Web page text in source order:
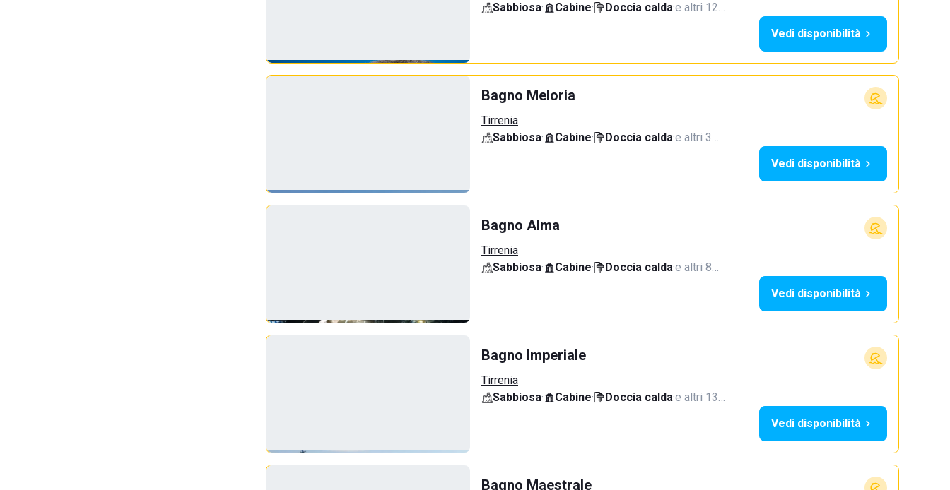
Sabbiosa· Cabine· Doccia calda·e altri 12…
Vedi disponibilità
Bagno Meloria
Tirrenia
Sabbiosa· Cabine· Doccia calda·e altri 3…
Vedi disponibilità
Bagno Alma
Tirrenia
Sabbiosa· Cabine· Doccia calda·e altri 8…
Vedi disponibilità
Bagno Imperiale
Tirrenia
Sabbiosa· Cabine· Doccia calda·e altri 13…
Vedi disponibilità
Bagno Maestrale